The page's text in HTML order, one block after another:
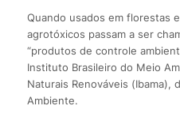
Quando usados em florestas
agrotóxicos passam a ser
“produtos de controle
Instituto Brasileiro do Meio
Naturais Renováveis (Ibama),
Ambiente.